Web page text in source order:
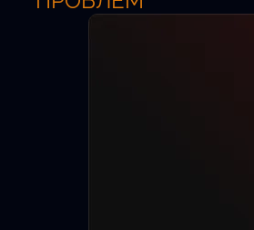
Быстрый выход на главные роли.
Новых актёров